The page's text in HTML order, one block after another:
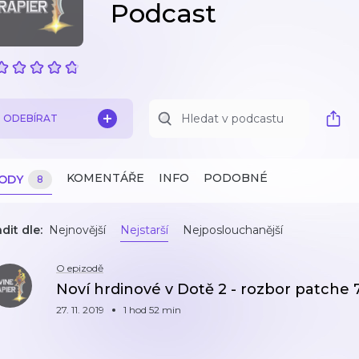
Podcast
ODEBÍRAT
8 KOMENTÁŘE INFO PODOBNÉ
dle: Nejnovější Nejstarší Nejposlouchanější
O epizodě
Noví hrdinové v Dotě 2 - rozbor patche
27. 11. 2019 1 hod 52 min